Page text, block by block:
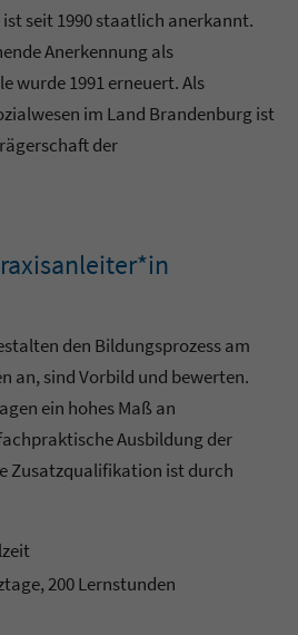
seit 1990 staatlich anerkannt.
Anerkennung als
wurde 1991 erneuert. Als
im Land Brandenburg ist
der
den Bildungsprozess am
an, sind Vorbild und bewerten.
ein hohes Maß an
Ausbildung der
Zusatzqualifikation ist durch
200 Lernstunden